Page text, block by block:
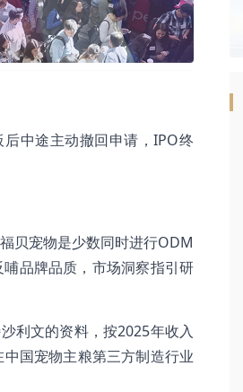
中途主动撤回申请，IPO终
贝宠物是少数同时进行ODM
品牌品质，市场洞察指引研
利文的资料，按2025年收入
国宠物主粮第三方制造行业